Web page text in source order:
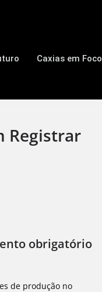
Caxias em Foco
Registrar
obrigatório
de produção no